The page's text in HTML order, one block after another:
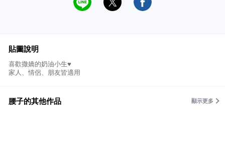
貼圖說明
喜歡撒嬌的奶油小生♥︎
家人、情侶、朋友皆適用
腰子的其他作品 顯示更多